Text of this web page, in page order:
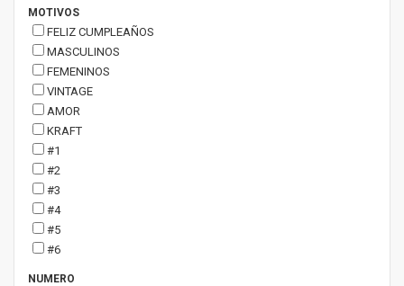
MOTIVOS
FELIZ CUMPLEAÑOS
MASCULINOS
FEMENINOS
VINTAGE
AMOR
KRAFT
#1
#2
#3
#4
#5
#6
NUMERO